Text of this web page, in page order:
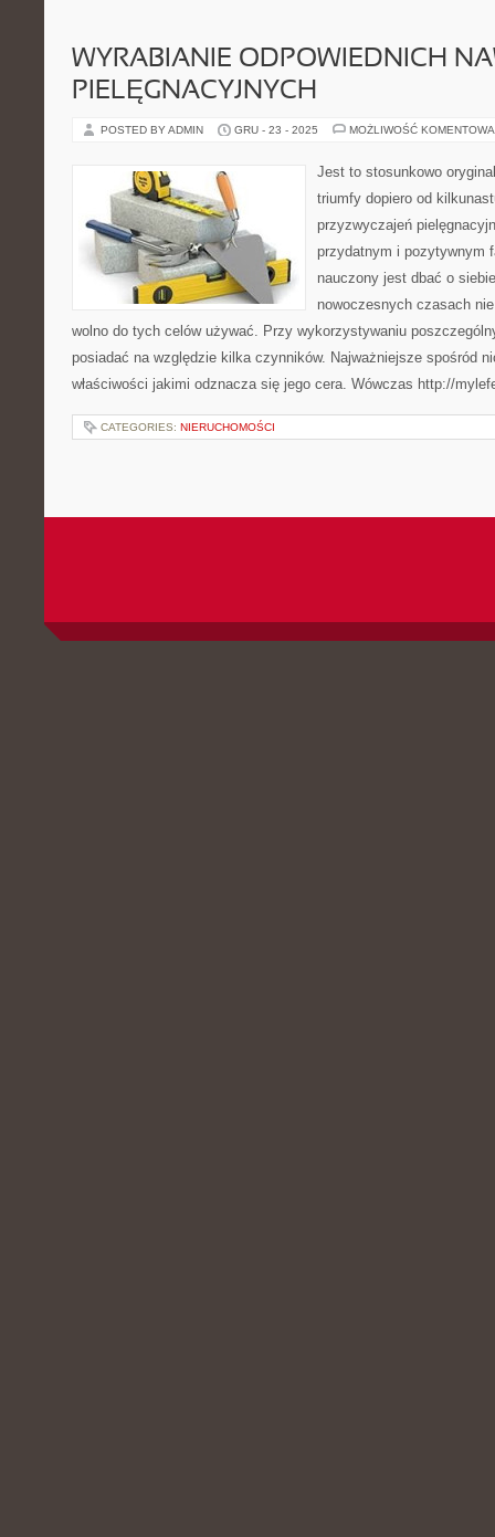
WYRABIANIE ODPOWIEDNICH
PIELĘGNACYJNYCH
POSTED BY ADMIN GRU - 23 - 2025 MOŻLIWOŚĆ
Jest to stosunkowo
triumfy dopiero od
przyzwyczajeń
przydatnym i pozytywnym
nauczony jest dbać o
nowoczesnych czasach
wolno do tych celów używać. Przy wykorzystywaniu
posiadać na względzie kilka czynników. Najważniejsze spośród
właściwości jakimi odznacza się jego cera. Wówczas http://
CATEGORIES: NIERUCHOMOŚCI